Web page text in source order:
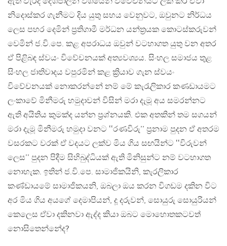
නිදොස්කර ගැනීමට දිය යුතු සහය වෙනුවට, ඔවුනට නිර්ධය
ලෙස පහර දෙමින් ප්‍රතිගාමී මර්ධන යන්ත්‍රයක කොටස්කරුවන්
වෙමින් ජ.වි.පෙ. කළ අපරාධය ඔවුන් වටහාගත යුතු වන අතර
ඒ පිළිබඳ ස්වයං විවේචනයක් අත්‍යවශ්‍යය. සිංහල සමාජය තුළ
සිංහල ජාතිවාදය වපුරමින් කළ ක්‍රියාව ගැන ස්වයං
විවේචනයක් නොකරන්නේ නම් මේ කැරැලිකාර කණඩායමට
ලංකාවේ මිනීමරු හමුදාවන් විසින් මරා දැමූ අය සමරන්නට
ඇති අයිතිය කුමක්ද යන්න ප්‍රශ්නයකි. එක අතකින් තම සගයන්
මරා දැමූ මිනීමරු හමුදා වනට ‛‛රණවිරු’’ ප්‍රනාම පුදන ඒ අතරම
වසරකට වරක් ඒ වදයට ලක්ව මිය ගිය සඟයින්ට ‛‛විරුවන්
ලෙස’’ පුදන පිදීම සිහිබුද්ධියක් ඇති මිනිසුන්ට නම් වටහාගත
නොහැක. ඉතින් ජ.වි.පෙ. සාමාජිකයිනි, කැරලිකාර
කණ්ඩායමේ සාමාජිකයනි, ඔබලා ඔය කරන විගඩම දකින විට
අර මිය ගිය අයගේ දෙමාපියන්, දූ දරුවන්, සොයුරු සොයුරියන්
කෙලෙස ඒවා දකිනවා ඇද්ද කියා ඔබට මොහොතකටවත්
නොසිතෙන්නේද?